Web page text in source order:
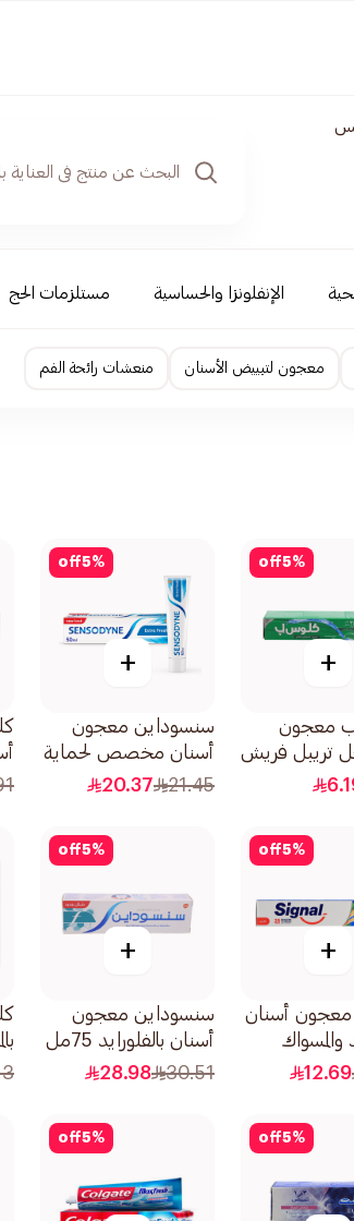
الإنفلونزا والحساسية مستلزمات الحج
معجون لتبييض الأسنان منعشات رائحة الفم
5%
off
+
معجون
تريبل فريش
50مل
5%
off
+
سنسوداين معجون
أسنان مخصص لحماية
الأسنان الحساسة
21.45
20.37
5%
off
+
معجون أسنان
والمسواك
12.69
5%
off
+
سنسوداين معجون
أسنان بالفلورايد 75مل
30.51
28.98
5%
off
5%
off